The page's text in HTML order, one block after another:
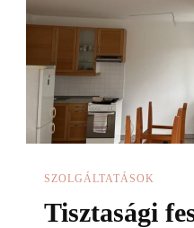
SZOLGÁLTATÁSOK
Tisztasági